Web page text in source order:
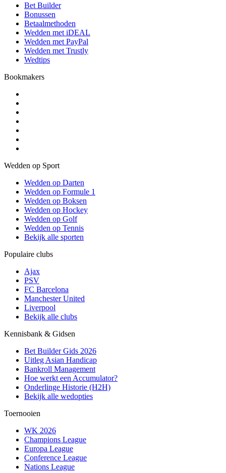
Bet Builder
Bonussen
Betaalmethoden
Wedden met iDEAL
Wedden met PayPal
Wedden met Trustly
Wedtips
Bookmakers
Wedden op Sport
Wedden op Darten
Wedden op Formule 1
Wedden op Boksen
Wedden op Hockey
Wedden op Golf
Wedden op Tennis
Bekijk alle sporten
Populaire clubs
Ajax
PSV
FC Barcelona
Manchester United
Liverpool
Bekijk alle clubs
Kennisbank & Gidsen
Bet Builder Gids 2026
Uitleg Asian Handicap
Bankroll Management
Hoe werkt een Accumulator?
Onderlinge Historie (H2H)
Bekijk alle wedopties
Toernooien
WK 2026
Champions League
Europa League
Conference League
Nations League